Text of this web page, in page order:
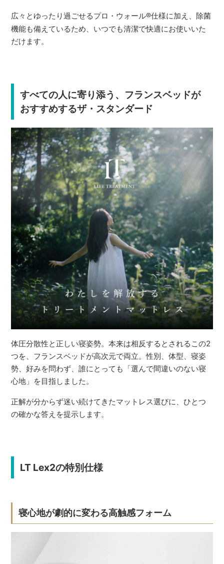
広々とゆったり過ごせるプロ・ウォール®仕様に加え、除菌
機能も備えているため、いつでも清潔で快適にお使いいた
だけます。
すべての人に寄り添う、フランスベッドが
おすすめするザ・スタンダード
体圧分散性と正しい寝姿勢。本来は相反するとされるこの2
つを、フランスベッドが高次元で両立。性別、体型、寝姿
勢、好みを問わず、誰にとっても「選んで間違いのない寝
心地」を目指しました。
正解が分からず迷い続けてきたマットレス選びに、ひとつ
の確かな答えを提示します。
LT Lex2の特別仕様
寝心地が劇的に変わる高触感フォーム